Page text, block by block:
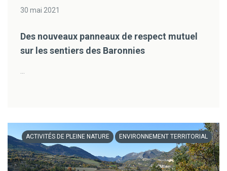
30 mai 2021
Des nouveaux panneaux de respect mutuel
sur les sentiers des Baronnies
ACTIVITÉS DE PLEINE NATURE ENVIRONNEMENT TERRITORIAL